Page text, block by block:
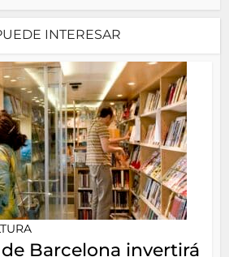
INTERESAR
Barcelona invertirá